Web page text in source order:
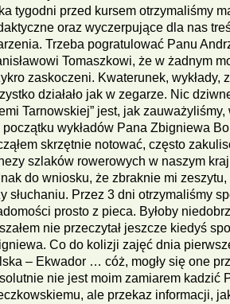
tygodni przed kursem otrzymaliśmy
oraz wyczerpujące dla nas
Trzeba pogratulować Panu
Tomaszkowi, że w żadnym
zaskoczeni. Kwaterunek, wykłady,
działało jak w zegarze. Nic
Tarnowskiej” jest, jak
początku wykładów Pana Zbigniewa
skrzętnie notować, często
szlaków rowerowych w naszym
do wniosku, że zbraknie mi zeszytu,
słuchaniu. Przez 3 dni otrzymaliśmy
prosto z pieca. Byłoby
nie przeczytał jeszcze kiedyś
Co do kolizji zajęć dnia
– Ekwador … cóż, mogły się one
nie jest moim zamiarem kadzić
ale przekaz informacji,